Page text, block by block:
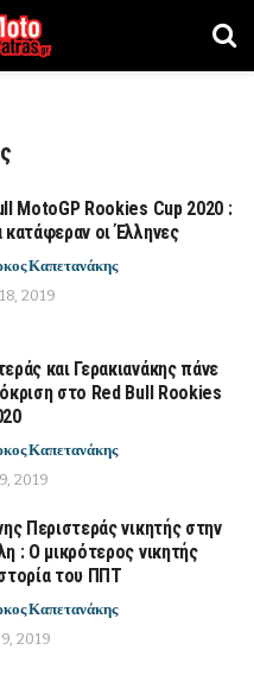
MotoGP Rookies Cup 2020 :
κατάφεραν οι Έλληνες
Καπετανάκης
2019
και Γερακιανάκης πάνε
στο Red Bull Rookies
Καπετανάκης
2019
Περιστεράς νικητής στην
: Ο μικρότερος νικητής
του ΠΠΤ
Καπετανάκης
2019